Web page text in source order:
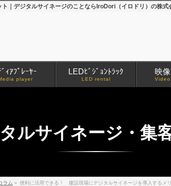
｜デジタルサイネージのことならIroDori（イロドリ）の株式
ﾞｨｱﾌﾟﾚｰﾔｰ
player
LEDﾋﾞｼﾞｮﾝﾄﾗｯｸ
LED rental
映
ルサイネージ・集
ラム » 便利に活用できる！ 建設現場にデジタルサイネージを導入するメ